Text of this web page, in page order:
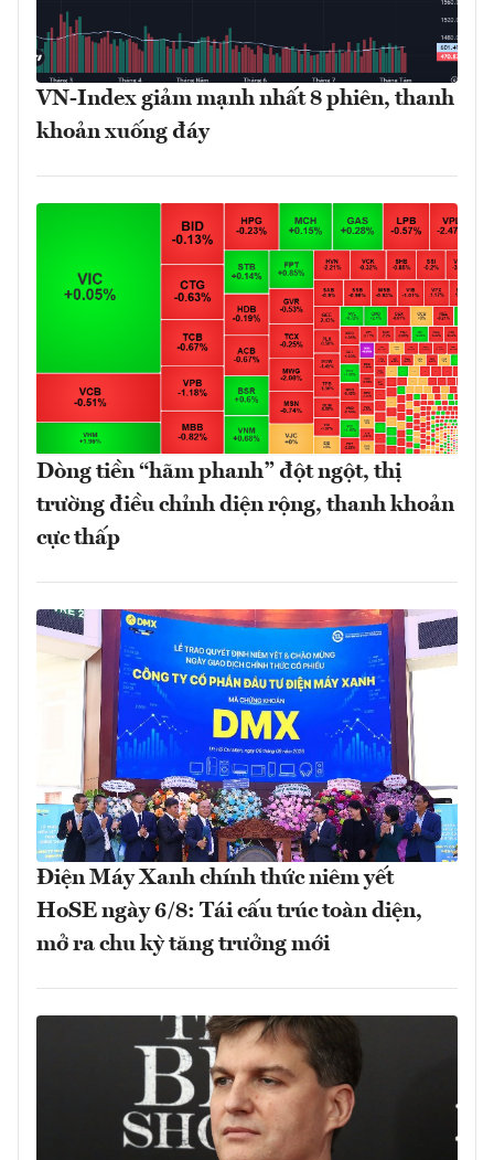
VN-Index giảm mạnh nhất 8 phiên, thanh
khoản xuống đáy
Dòng tiền “hãm phanh” đột ngột, thị
trường điều chỉnh diện rộng, thanh khoản
cực thấp
Điện Máy Xanh chính thức niêm yết
HoSE ngày 6/8: Tái cấu trúc toàn diện,
mở ra chu kỳ tăng trưởng mới